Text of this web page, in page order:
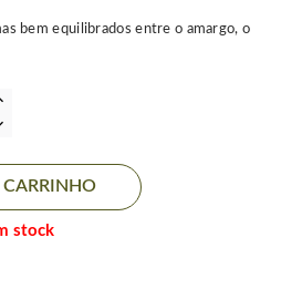
bem equilibrados entre o amargo, o
stock